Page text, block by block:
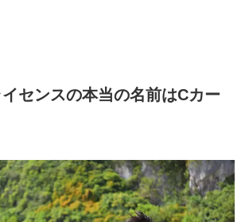
センスの本当の名前はCカー